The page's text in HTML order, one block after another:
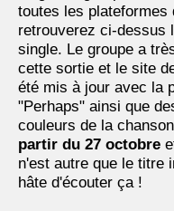
toutes les plateformes
retrouverez ci-dessus
single. Le groupe a
cette sortie et le site
été mis à jour avec la
"Perhaps" ainsi que
couleurs de la
partir du 27 octobre
n'est autre que le titre
hâte d'écouter ça !